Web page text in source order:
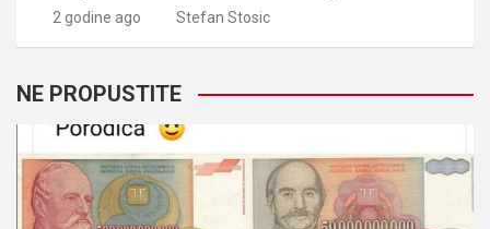
2 godine ago Stefan Stosic
NE PROPUSTITE